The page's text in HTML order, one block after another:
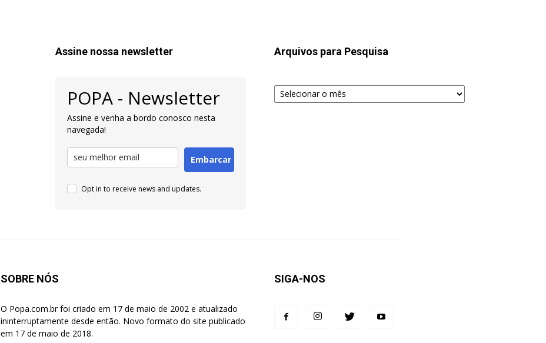
Assine nossa newsletter
POPA - Newsletter
Assine e venha a bordo conosco nesta
navegada!
Embarcar
Opt in to receive news and updates.
Arquivos para Pesquisa
Arquivos
para
SOBRE NÓS
O Popa.com.br foi criado em 17 de maio de 2002 e atualizado
ininterruptamente desde então. Novo formato do site publicado
em 17 de maio de 2018.
SIGA-NOS